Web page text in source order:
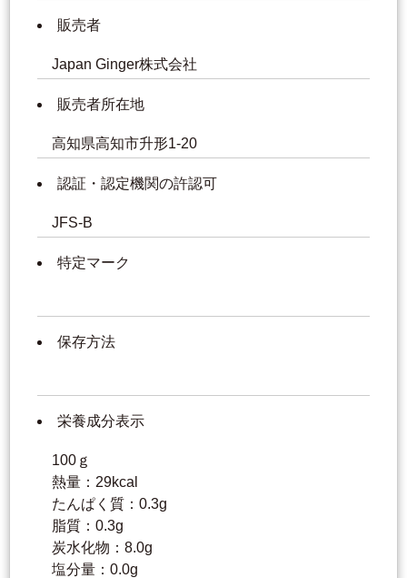
販売者
Japan Ginger株式会社
販売者所在地
高知県高知市升形1-20
認証・認定機関の許認可
JFS-B
特定マーク
保存方法
栄養成分表示
100ｇ
熱量：29kcal
たんぱく質：0.3g
脂質：0.3g
炭水化物：8.0g
塩分量：0.0g